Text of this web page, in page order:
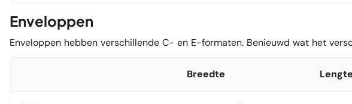
Enveloppen
Enveloppen hebben verschillende C- en E-formaten. Benieuwd wat het
Breedte Lengte